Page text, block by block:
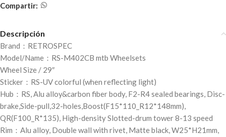
Compartir:
Descripción
Brand：RETROSPEC
Model/Name：RS-M402CB mtb Wheelsets
Wheel Size / 29″
Sticker：RS-UV colorful (when reflecting light)
Hub：RS, Alu alloy&carbon fiber body, F2-R4 sealed bearings, Disc-
brake,Side-pull,32-holes,Boost(F15*110_R12*148mm),
QR(F100_R*135), High-density Slotted-drum tower 8-13 speed
Rim：Alu alloy, Double wall with rivet, Matte black, W25*H21mm,